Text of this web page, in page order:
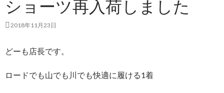
ショーツ再入荷しました
2018年11月23日
どーも店長です。
ロードでも山でも川でも快適に履ける1着